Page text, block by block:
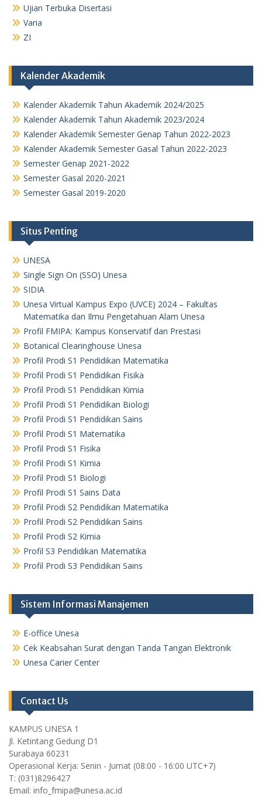
Ujian Terbuka Disertasi
Varia
ZI
Kalender Akademik
Kalender Akademik Tahun Akademik 2024/2025
Kalender Akademik Tahun Akademik 2023/2024
Kalender Akademik Semester Genap Tahun 2022-2023
Kalender Akademik Semester Gasal Tahun 2022-2023
Semester Genap 2021-2022
Semester Gasal 2020-2021
Semester Gasal 2019-2020
Situs Penting
UNESA
Single Sign On (SSO) Unesa
SIDIA
Unesa Virtual Kampus Expo (UVCE) 2024 – Fakultas
Matematika dan Ilmu Pengetahuan Alam Unesa
Profil FMIPA: Kampus Konservatif dan Prestasi
Botanical Clearinghouse Unesa
Profil Prodi S1 Pendidikan Matematika
Profil Prodi S1 Pendidikan Fisika
Profil Prodi S1 Pendidikan Kimia
Profil Prodi S1 Pendidikan Biologi
Profil Prodi S1 Pendidikan Sains
Profil Prodi S1 Matematika
Profil Prodi S1 Fisika
Profil Prodi S1 Kimia
Profil Prodi S1 Biologi
Profil Prodi S1 Sains Data
Profil Prodi S2 Pendidikan Matematika
Profil Prodi S2 Pendidikan Sains
Profil Prodi S2 Kimia
Profil S3 Pendidikan Matematika
Profil Prodi S3 Pendidikan Sains
Sistem Informasi Manajemen
E-office Unesa
Cek Keabsahan Surat dengan Tanda Tangan Elektronik
Unesa Carier Center
Contact Us
KAMPUS UNESA 1
Jl. Ketintang Gedung D1
Surabaya 60231
Operasional Kerja: Senin - Jumat (08:00 - 16:00 UTC+7)
T: (031)8296427
Email: info_fmipa@unesa.ac.id